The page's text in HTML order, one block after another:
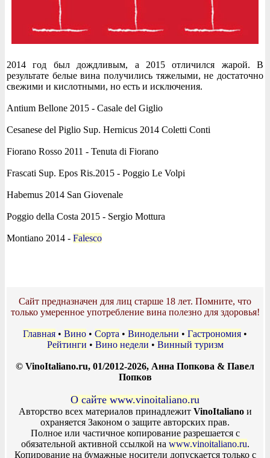
2014 год был дождливым, а 2015 отличился жарой. В
результате белые вина получились тяжелыми, не достаточно
свежими и кислотными, но есть и исключения.
Antium Bellone 2015 - Casale del Giglio
Cesanese del Piglio Sup. Hernicus 2014 Coletti Conti
Fiorano Rosso 2011 - Tenuta di Fiorano
Frascati Sup. Epos Ris.2015 - Poggio Le Volpi
Habemus 2014 San Giovenale
Poggio della Costa 2015 - Sergio Mottura
Montiano 2014 - Falesco
Сайт предназначен для лиц старше 18 лет. Помните, что
только умеренное употребление вина полезно для здоровья!
Главная • Вино • Сорта • Винодельни • Гастрономия •
Рейтинги • Вино недели • Винный туризм
© VinoItaliano.ru, 01/2012-2026, Анна Попкова & Павел
Попков
О сайте www.vinoitaliano.ru
Авторство всех материалов принадлежит VinoItalianoи
охраняется Законом о защите авторских прав.
Полное или частичное копирование разрешается с
обязательной активной ссылкой на www.vinoitaliano.ru.
Копирование на бумажные носители допускается только с